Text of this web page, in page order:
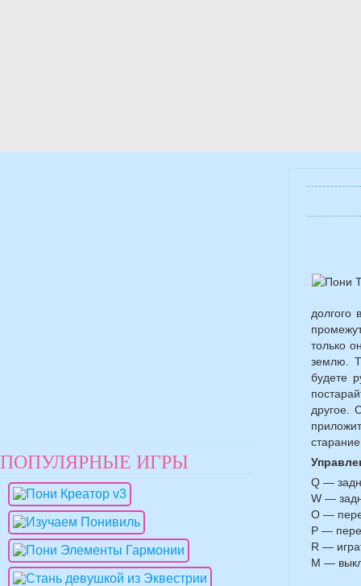
долгого
только
землю.
будете
другое.
Q —
W —
O —
P —
R —
M —
ПОПУЛЯРНЫЕ ИГРЫ